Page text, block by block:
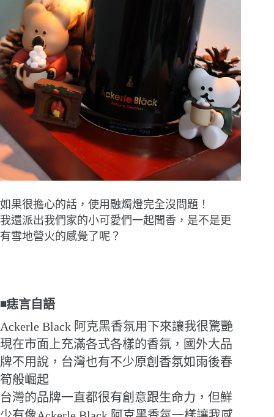
如果很擔心的話，使用融燭燈完全沒問題！
我還派出我們家的小可愛們一起聞香，是不是更
有雪地營火的感覺了呢？
◾痣言自語
Ackerle Black 阿克黑香氛用下來讓我很驚艷
現在市面上充滿各式各樣的香氛，國外大品
牌不用說，台灣也有不少原創香氛如雨後春
筍般崛起
台灣的品牌一直都很有創意跟生命力，但鮮